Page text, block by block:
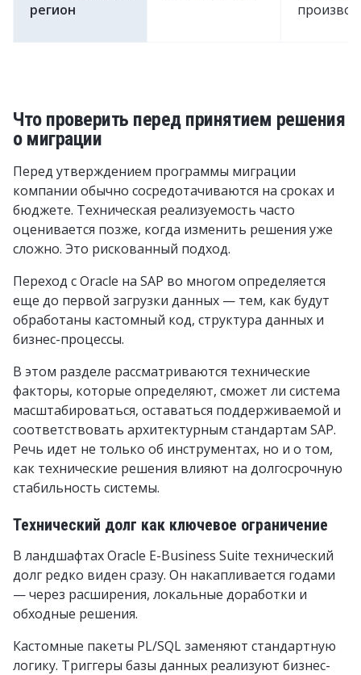
регион
Что проверить перед принятием решения
о миграции
Перед утверждением программы миграции
компании обычно сосредотачиваются на сроках и
бюджете. Техническая реализуемость часто
оценивается позже, когда изменить решения уже
сложно. Это рискованный подход.
Переход с Oracle на SAP во многом определяется
еще до первой загрузки данных — тем, как будут
обработаны кастомный код, структура данных и
бизнес-процессы.
В этом разделе рассматриваются технические
факторы, которые определяют, сможет ли система
масштабироваться, оставаться поддерживаемой и
соответствовать архитектурным стандартам SAP.
Речь идет не только об инструментах, но и о том,
как технические решения влияют на долгосрочную
стабильность системы.
Технический долг как ключевое ограничение
В ландшафтах Oracle E-Business Suite технический
долг редко виден сразу. Он накапливается годами
— через расширения, локальные доработки и
обходные решения.
Кастомные пакеты PL/SQL заменяют стандартную
логику. Триггеры базы данных реализуют бизнес-